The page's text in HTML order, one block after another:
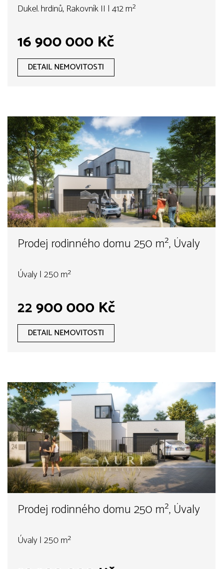
Dukel. hrdinů, Rakovník II | 412 m²
16 900 000 Kč
DETAIL NEMOVITOSTI
Prodej rodinného domu 250 m², Úvaly
Úvaly | 250 m²
22 900 000 Kč
DETAIL NEMOVITOSTI
Prodej rodinného domu 250 m², Úvaly
Úvaly | 250 m²